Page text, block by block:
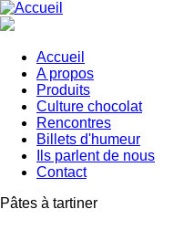
Aller
au
principal
Main
navigation
Accueil
A propos
Produits
Culture chocolat
Rencontres
Billets d'humeur
Ils parlent de nous
Contact
Pâtes à tartiner